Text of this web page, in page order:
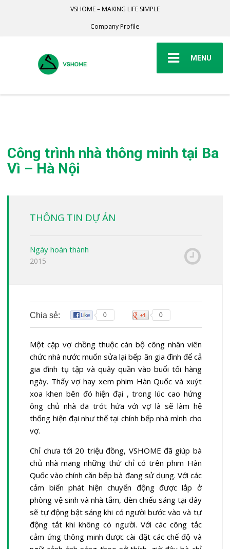
VSHOME – MAKING LIFE SIMPLE
Company Profile
MENU
Công trình nhà thông minh tại Ba
Vì – Hà Nội
THÔNG TIN DỰ ÁN
Ngày hoàn thành
2015
Chia sẻ: 0 0
Một cặp vợ chồng thuộc cán bộ công nhân viên
chức nhà nước muốn sửa lại bếp ăn gia đình để cả
gia đình tụ tập và quây quần vào buổi tối hàng
ngày. Thấy vợ hay xem phim Hàn Quốc và xuýt
xoa khen bên đó hiện đại , trong lúc cao hứng
ông chủ nhà đã trót hứa với vợ là sẽ làm hệ
thống hiện đại như thế tại chính bếp nhà mình cho
vợ.
Chỉ chưa tới 20 triệu đồng, VSHOME đã giúp bà
chủ nhà mang những thứ chỉ có trên phim Hàn
Quốc vào chính căn bếp bà đang sử dụng. Với các
cảm biến phát hiện chuyển động được lắp ở
phòng vệ sinh và nhà tắm, đèn chiếu sáng tại đây
sẽ tự động bật sáng khi có người bước vào và tự
động tắt khi không có người. Với các công tắc
cảm ứng thông minh được cài đặt các chế độ và